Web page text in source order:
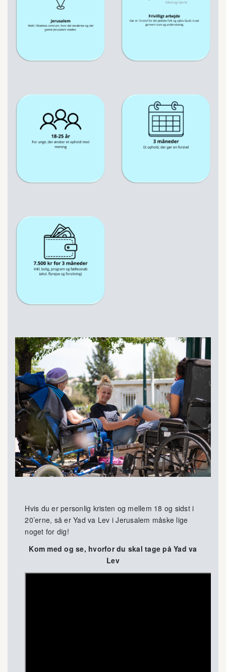
Hvis du er personlig kristen og mellem 18 og sidst i
20’erne, så er Yad va Lev i Jerusalem måske lige
noget for dig!
Kom med og se, hvorfor du skal tage på Yad va
Lev